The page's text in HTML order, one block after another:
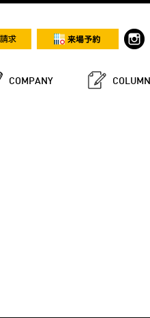
COMPANY COLUMN